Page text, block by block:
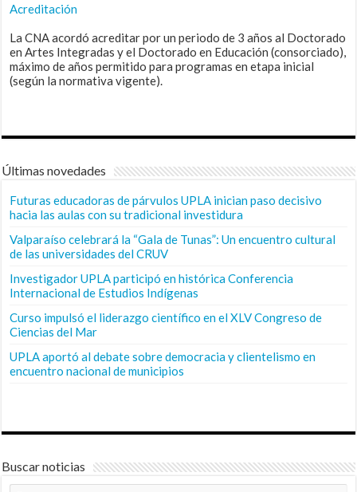
Acreditación
La CNA acordó acreditar por un periodo de 3 años al Doctorado
en Artes Integradas y el Doctorado en Educación (consorciado),
máximo de años permitido para programas en etapa inicial
(según la normativa vigente).
Últimas novedades
Futuras educadoras de párvulos UPLA inician paso decisivo
hacia las aulas con su tradicional investidura
Valparaíso celebrará la “Gala de Tunas”: Un encuentro cultural
de las universidades del CRUV
Investigador UPLA participó en histórica Conferencia
Internacional de Estudios Indígenas
Curso impulsó el liderazgo científico en el XLV Congreso de
Ciencias del Mar
UPLA aportó al debate sobre democracia y clientelismo en
encuentro nacional de municipios
Buscar noticias